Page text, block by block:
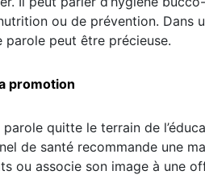
Il peut parler d’hygiène
ou de prévention. Dans
quitte le terrain de
de santé recommande une